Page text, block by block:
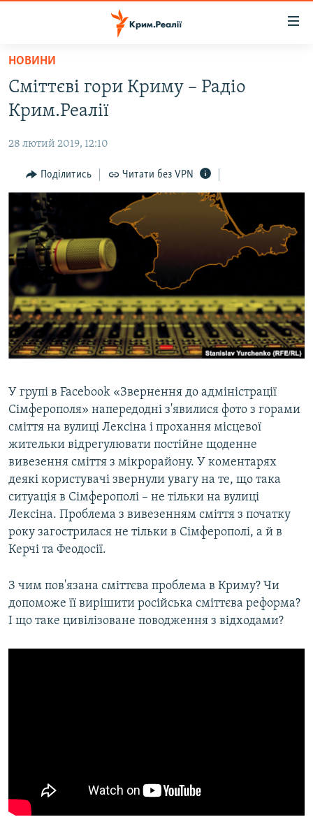
Перейти
основного
матеріалу
Перейти
до
навігації
Перейти
пошуку
ВІДЕО ТА ФОТО
ПОЛІТИКА
БЛОГИ
ПОГЛЯД
ІНТЕРВ'Ю
ВСЕ ЗА ДЕНЬ
СПЕЦПРОЕКТИ
ДЕПОРТАЦІЯ
ВІДЕОУРОКИ «ELIFBE»
СВІДЧЕННЯ ОКУПАЦІЇ
ІНФОГРАФІКА
ЯК ОБІЙТИ БЛОКУВАННЯ
Русский
Qırımtatar
ДОЛУЧАЙСЯ!
Усі сайти RFE/RL
НОВИНИ
Сміттєві гори Криму – Радіо
Крим.Реалії
28 лютий 2019, 12:10
Поділитись Читати без VPN
У групі в Facebook «Звернення до адміністрації
Сімферополя» напередодні з'явилися фото з горами
сміття на вулиці Лексіна і прохання місцевої
жительки відрегулювати постійне щоденне
вивезення сміття з мікрорайону. У коментарях
деякі користувачі звернули увагу на те, що така
ситуація в Сімферополі – не тільки на вулиці
Лексіна. Проблема з вивезенням сміття з початку
року загострилася не тільки в Сімферополі, а й в
Керчі та Феодосії.
З чим пов'язана сміттєва проблема в Криму? Чи
допоможе її вирішити російська сміттєва реформа?
І що таке цивілізоване поводження з відходами?